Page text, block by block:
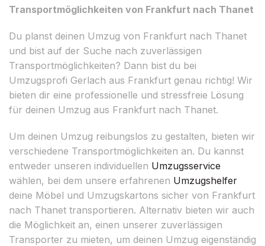
Transportmöglichkeiten von Frankfurt nach Thanet
Du planst deinen Umzug von Frankfurt nach Thanet
und bist auf der Suche nach zuverlässigen
Transportmöglichkeiten? Dann bist du bei
Umzugsprofi Gerlach aus Frankfurt genau richtig! Wir
bieten dir eine professionelle und stressfreie Lösung
für deinen Umzug aus Frankfurt nach Thanet.
Um deinen Umzug reibungslos zu gestalten, bieten wir
verschiedene Transportmöglichkeiten an. Du kannst
entweder unseren individuellen Umzugsservice
wählen, bei dem unsere erfahrenen Umzugshelfer
deine Möbel und Umzugskartons sicher von Frankfurt
nach Thanet transportieren. Alternativ bieten wir auch
die Möglichkeit an, einen unserer zuverlässigen
Transporter zu mieten, um deinen Umzug eigenständig